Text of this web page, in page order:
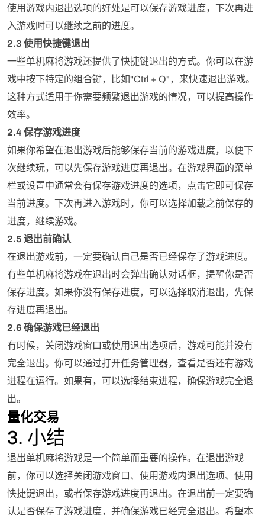
使用游戏内退出选项的好处是可以保存游戏进度，下次再进
入游戏时可以继续之前的进度。
2.3 使用快捷键退出
一些单机麻将游戏还提供了快捷键退出的方式。你可以在游
戏中按下特定的组合键，比如"Ctrl + Q"，来快速退出游戏。
这种方式适用于你需要频繁退出游戏的情况，可以提高操作
效率。
2.4 保存游戏进度
如果你希望在退出游戏后能够保存当前的游戏进度，以便下
次继续玩，可以先保存游戏进度再退出。在游戏界面的菜单
栏或设置中通常会有保存游戏进度的选项，点击它即可保存
当前进度。下次再进入游戏时，你可以选择加载之前保存的
进度，继续游戏。
2.5 退出前确认
在退出游戏前，一定要确认自己是否已经保存了游戏进度。
有些单机麻将游戏在退出时会弹出确认对话框，提醒你是否
保存进度。如果你没有保存进度，可以选择取消退出，先保
存进度再退出。
2.6 确保游戏已经退出
有时候，关闭游戏窗口或使用退出选项后，游戏可能并没有
完全退出。你可以通过打开任务管理器，查看是否还有游戏
进程在运行。如果有，可以选择结束进程，确保游戏完全退
出。
量化交易
3. 小结
退出单机麻将游戏是一个简单而重要的操作。在退出游戏
前，你可以选择关闭游戏窗口、使用游戏内退出选项、使用
快捷键退出，或者保存游戏进度再退出。在退出前一定要确
认是否保存了游戏进度，并确保游戏已经完全退出。希望本